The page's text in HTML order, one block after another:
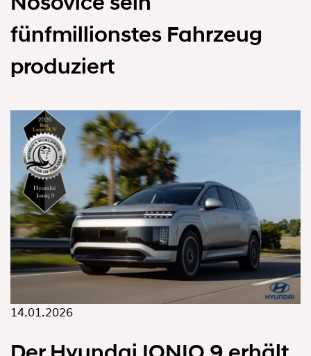
fünfmillionstes Fahrzeug
produziert
14.01.2026